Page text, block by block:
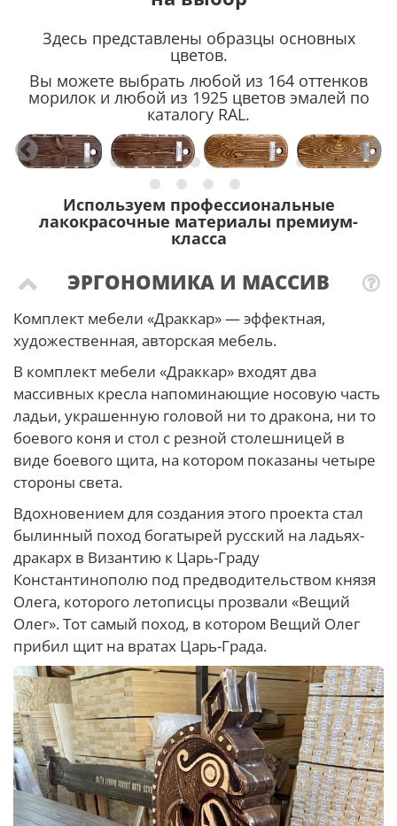
Здесь представлены образцы основных
цветов.
Вы можете выбрать любой из 164 оттенков
морилок и любой из 1925 цветов эмалей по
каталогу RAL.
Используем профессиональные
лакокрасочные материалы премиум-
класса
ЭРГОНОМИКА И МАССИВ
Комплект мебели «Драккар» — эффектная,
художественная, авторская мебель.
В комплект мебели «Драккар» входят два
массивных кресла напоминающие носовую часть
ладьи, украшенную головой ни то дракона, ни то
боевого коня и стол с резной столешницей в
виде боевого щита, на котором показаны четыре
стороны света.
Вдохновением для создания этого проекта стал
былинный поход богатырей русский на ладьях-
дракарх в Византию к Царь-Граду
Константинополю под предводительством князя
Олега, которого летописцы прозвали «Вещий
Олег». Тот самый поход, в котором Вещий Олег
прибил щит на вратах Царь-Града.